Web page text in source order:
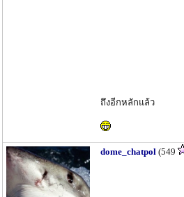
ถึงอีกหลักแล้ว
dome_chatpol (549